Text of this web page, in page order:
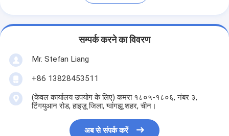
सम्पर्क करने का विवरण
Mr. Stefan Liang
+86 13828453511
(केवल कार्यालय उपयोग के लिए) कमरा १८०५-१८०६, नंबर ३,
टिंगयुआन रोड, हाइज़ू जिला, ग्वांगझू शहर, चीन।
अब से संपर्क करें